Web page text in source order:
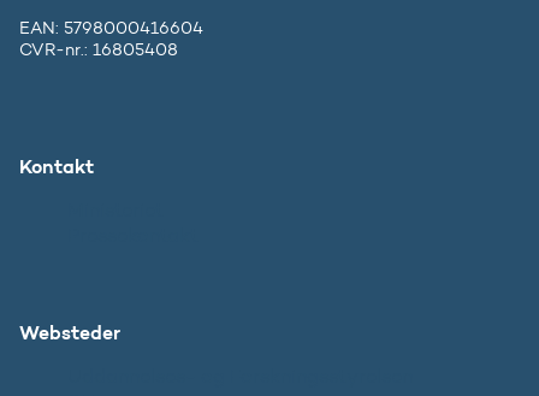
EAN: 5798000416604
CVR-nr.: 16805408
Kontakt
Websteder